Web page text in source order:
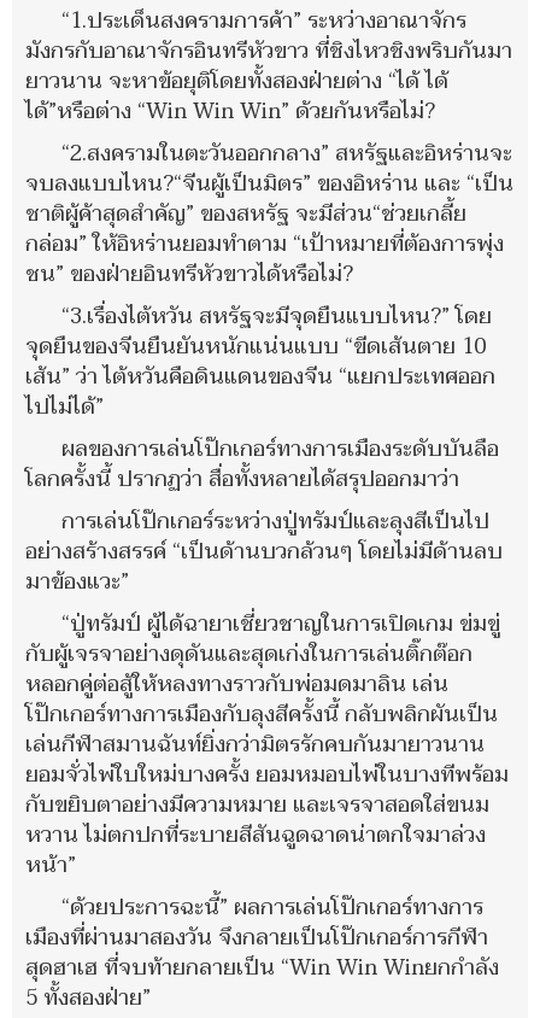
“1.ประเด็นสงครามการค้า” ระหว่างอาณาจักร
มังกรกับอาณาจักรอินทรีหัวขาว ที่ชิงไหวชิงพริบกันมา
ยาวนาน จะหาข้อยุติโดยทั้งสองฝ่ายต่าง “ได้ ได้
ได้”หรือต่าง “Win Win Win” ด้วยกันหรือไม่?
“2.สงครามในตะวันออกกลาง” สหรัฐและอิหร่านจะ
จบลงแบบไหน?“จีนผู้เป็นมิตร” ของอิหร่าน และ “เป็น
ชาติผู้ค้าสุดสำคัญ” ของสหรัฐ จะมีส่วน“ช่วยเกลี้ย
กล่อม” ให้อิหร่านยอมทำตาม “เป้าหมายที่ต้องการพุ่ง
ชน” ของฝ่ายอินทรีหัวขาวได้หรือไม่?
“3.เรื่องไต้หวัน สหรัฐจะมีจุดยืนแบบไหน?” โดย
จุดยืนของจีนยืนยันหนักแน่นแบบ “ขีดเส้นตาย 10
เส้น” ว่า ไต้หวันคือดินแดนของจีน “แยกประเทศออก
ไปไม่ได้”
ผลของการเล่นโป๊กเกอร์ทางการเมืองระดับบันลือ
โลกครั้งนี้ ปรากฏว่า สื่อทั้งหลายได้สรุปออกมาว่า
การเล่นโป๊กเกอร์ระหว่างปู่ทรัมป์และลุงสีเป็นไป
อย่างสร้างสรรค์ “เป็นด้านบวกล้วนๆ โดยไม่มีด้านลบ
มาข้องแวะ”
“ปู่ทรัมป์ ผู้ได้ฉายาเชี่ยวชาญในการเปิดเกม ข่มขู่
กับผู้เจรจาอย่างดุดันและสุดเก่งในการเล่นติ๊กต๊อก
หลอกคู่ต่อสู้ให้หลงทางราวกับพ่อมดมาลิน เล่น
โป๊กเกอร์ทางการเมืองกับลุงสีครั้งนี้ กลับพลิกผันเป็น
เล่นกีฬาสมานฉันท์ยิ่งกว่ามิตรรักคบกันมายาวนาน
ยอมจั่วไพ่ใบใหม่บางครั้ง ยอมหมอบไพ่ในบางทีพร้อม
กับขยิบตาอย่างมีความหมาย และเจรจาสอดใส่ขนม
หวาน ไม่ตกปกที่ระบายสีสันฉูดฉาดน่าตกใจมาล่วง
หน้า”
“ด้วยประการฉะนี้” ผลการเล่นโป๊กเกอร์ทางการ
เมืองที่ผ่านมาสองวัน จึงกลายเป็นโป๊กเกอร์การกีฬา
สุดฮาเฮ ที่จบท้ายกลายเป็น “Win Win Winยกกำลัง
5 ทั้งสองฝ่าย”